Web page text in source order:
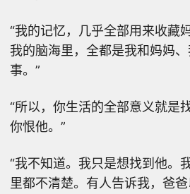
“我的记忆，几乎全部用来收藏
我的脑海里，全都是我和妈妈
事。”
“所以，你生活的全部意义就是
你恨他。”
“我不知道。我只是想找到他。
里都不清楚。有人告诉我，爸